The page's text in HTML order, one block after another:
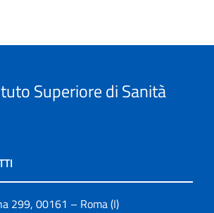
Superiore di Sanità
299, 00161 – Roma (I)